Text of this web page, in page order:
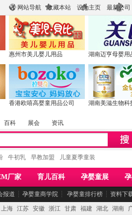
网站导航 收藏本站 设为主页 最新公司
惠州市美儿婴儿用品 湖南迈亨母婴用
香港欧嘻高婴童用品公司 湖南美滋生物科
百科 展会 资讯
牛初乳 早教加盟 儿童夏季童装
厂家 育儿百科 孕婴童展
报道 ┆ 孕婴童商学院 ┆ 孕婴童排行榜 ┆ 资料下
上海 江苏 安徽 浙江 甘肃 福建 湖北 湖南